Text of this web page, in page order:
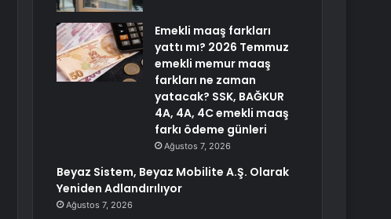
Emekli maaş farkları
yattı mı? 2026 Temmuz
emekli memur maaş
farkları ne zaman
yatacak? SSK, BAĞKUR
4A, 4A, 4C emekli maaş
farkı ödeme günleri
Ağustos 7, 2026
Beyaz Sistem, Beyaz Mobilite A.Ş. Olarak
Yeniden Adlandırılıyor
Ağustos 7, 2026